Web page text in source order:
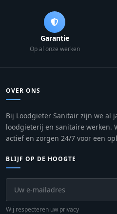
Garantie
Op al onze werken
OVER ONS
Bij Loodgieter Sanitair zijn we al
loodgieterij en sanitaire werken.
actief en zorgen 24/7 voor een
BLIJF OP DE HOOGTE
Wij respecteren uw privacy